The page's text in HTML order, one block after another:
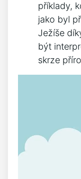
příklady,
jako byl
Ježíše
být
skrze